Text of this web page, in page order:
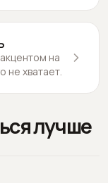
на
не хватает.
лучше